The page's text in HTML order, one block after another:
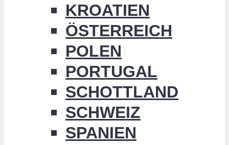
KROATIEN
ÖSTERREICH
POLEN
PORTUGAL
SCHOTTLAND
SCHWEIZ
SPANIEN